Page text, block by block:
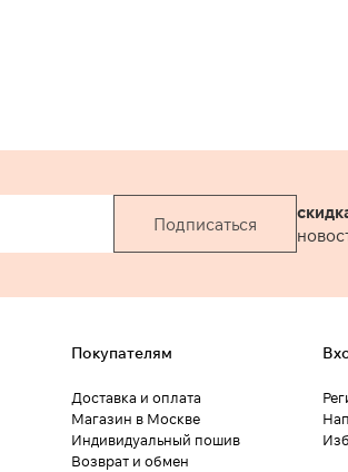
Подписаться
Покупателям
Доставка и оплата
Магазин в Москве
Индивидуальный пошив
Возврат и обмен